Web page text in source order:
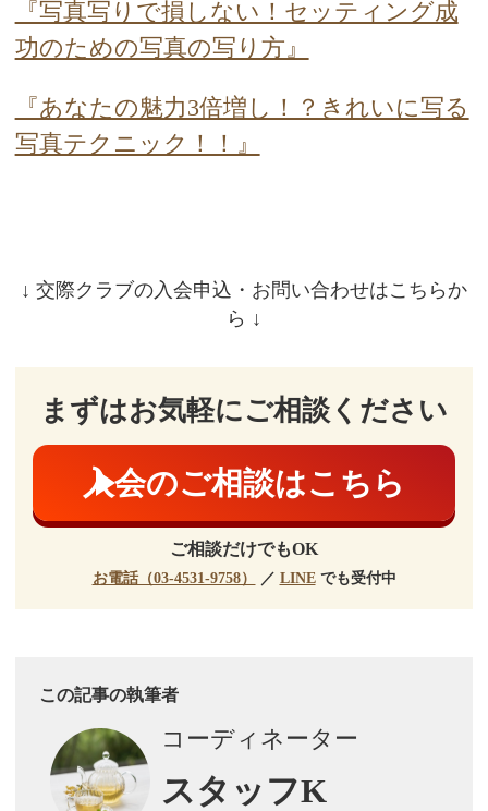
『写真写りで損しない！セッティング成
功のための写真の写り方』
『あなたの魅力3倍増し！？きれいに写る
写真テクニック！！』
↓ 交際クラブの入会申込・お問い合わせはこちらか
ら ↓
まずはお気軽にご相談ください
入会のご相談はこちら
ご相談だけでもOK
お電話（03-4531-9758） ／ LINEでも受付中
この記事の執筆者
コーディネーター
スタッフK